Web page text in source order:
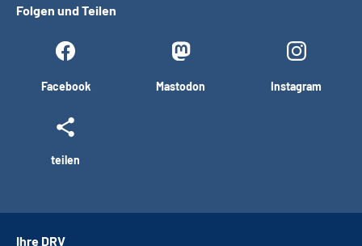
Folgen und Teilen
Facebook Mastodon Instagram
teilen
Ihre DRV